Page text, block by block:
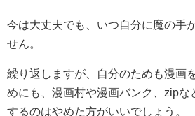
今は大丈夫でも、いつ自分に魔の手
せん。
繰り返しますが、自分のためも漫画
めにも、漫画村や漫画バンク、zipな
するのはやめた方がいいでしょう。